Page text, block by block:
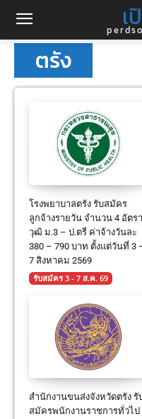
เ
ตรัง
โรงพยาบาลตรัง รับสมัคร
ลูกจ้างรายวัน จำนวน 4 อัตรา
วุฒิ ม.3 – ป.ตรี ค่าจ้างวันละ
380 – 790 บาท ตั้งแต่วันที่ 3
7 สิงหาคม 2569
รับสมัคร 3 - 7 ส.ค. 69
สำนักงานขนส่งจังหวัดตรัง รั
สมัครพนักงานราชการทั่วไป